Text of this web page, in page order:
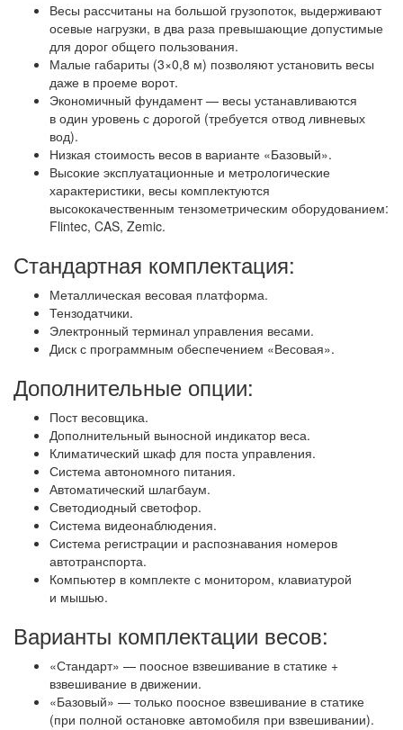
Весы рассчитаны на большой грузопоток, выдерживают
осевые нагрузки, в два раза превышающие допустимые
для дорог общего пользования.
Малые габариты (3×0,8 м) позволяют установить весы
даже в проеме ворот.
Экономичный фундамент — весы устанавливаются
в один уровень с дорогой (требуется отвод ливневых
вод).
Низкая стоимость весов в варианте «Базовый».
Высокие эксплуатационные и метрологические
характеристики, весы комплектуются
высококачественным тензометрическим оборудованием:
Flintec, CAS, Zemic.
Стандартная комплектация:
Металлическая весовая платформа.
Тензодатчики.
Электронный терминал управления весами.
Диск с программным обеспечением «Весовая».
Дополнительные опции:
Пост весовщика.
Дополнительный выносной индикатор веса.
Климатический шкаф для поста управления.
Система автономного питания.
Автоматический шлагбаум.
Светодиодный светофор.
Система видеонаблюдения.
Система регистрации и распознавания номеров
автотранспорта.
Компьютер в комплекте с монитором, клавиатурой
и мышью.
Варианты комплектации весов:
«Стандарт» — поосное взвешивание в статике +
взвешивание в движении.
«Базовый» — только поосное взвешивание в статике
(при полной остановке автомобиля при взвешивании).